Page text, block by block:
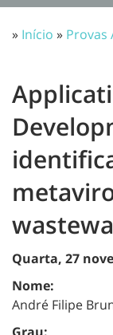
» Início » Provas
Quarta, 27
Nome:
André Filipe